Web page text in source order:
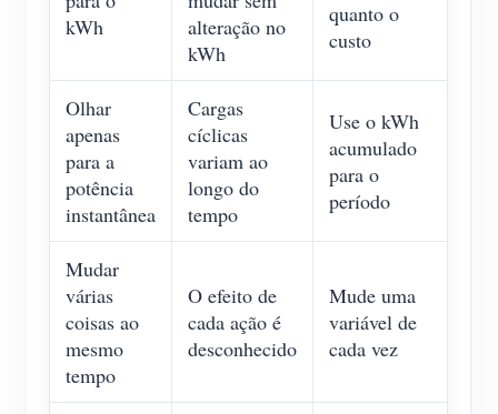
kWh
alteração no
kWh
quanto o
custo
Olhar
apenas
para a
potência
instantânea
Cargas
cíclicas
variam ao
longo do
tempo
Use o kWh
acumulado
para o
período
Mudar
várias
coisas ao
mesmo
tempo
O efeito de
cada ação é
desconhecido
Mude uma
variável de
cada vez